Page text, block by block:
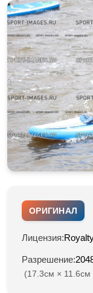
ОРИГИНАЛ
Лицензия:
Разрешение:
(17.3см × 11.6см